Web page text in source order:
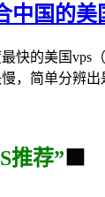
中国的美
快的美国vps
，简单分辨出
推荐” 🟩